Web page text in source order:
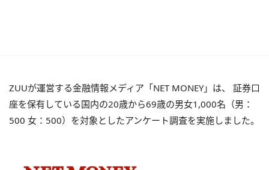
ZUUが運営する金融情報メディア「NET MONEY」は、 証券口
座を保有している国内の20歳から69歳の男女1,000名（男：
500 女：500）を対象としたアンケート調査を実施しました。